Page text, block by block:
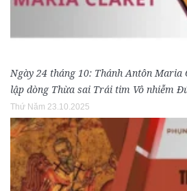
Ngày 24 tháng 10: Thánh Antôn Maria
lập dòng Thừa sai Trái tim Vô nhiễm
Thứ Năm 23.10.2025